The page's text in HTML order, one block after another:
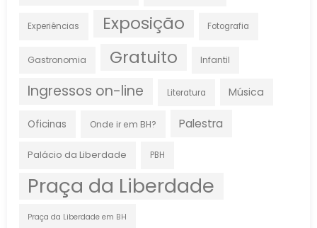
Experiências Exposição Fotografia
Gastronomia Gratuito Infantil
Ingressos on-line Literatura Música
Oficinas Onde ir em BH? Palestra
Palácio da Liberdade PBH
Praça da Liberdade
Praça da Liberdade em BH